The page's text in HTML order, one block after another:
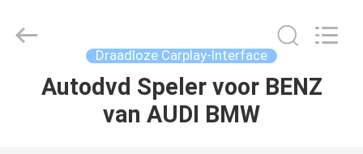
HUIS
Automobile
Electron
Draadloze Carplay-Interface
Autodvd Speler voor BENZ
van AUDI BMW